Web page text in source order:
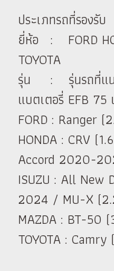
ประเภทรถที่รองรับ
ยี่ห้อ : FORD
TOYOTA
รุ่น : รุ่นรถที่แนะ
แบตเตอรี่ EFB 75
FORD : Ranger
HONDA : CRV
Accord 2020-
ISUZU : All
2024 / MU-X
MAZDA : BT-
TOYOTA :